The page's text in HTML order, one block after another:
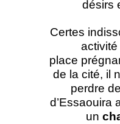
désirs
Certes
place
de la cité, il
perdre
d’Essaouira
un